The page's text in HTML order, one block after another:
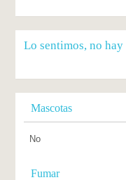
Lo sentimos, no
Mascotas
No
Fumar